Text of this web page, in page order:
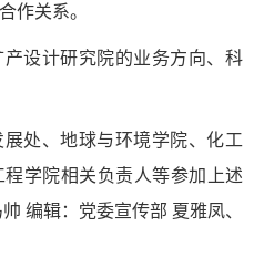
作关系。
设计研究院的业务方向、科
处、地球与环境学院、化工
学院相关负责人等参加上述
编辑：党委宣传部 夏雅凤、